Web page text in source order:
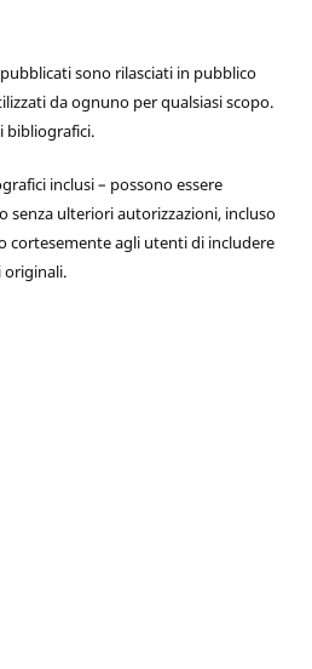
sono rilasciati in pubblico
da ognuno per qualsiasi scopo.
bibliografici.
inclusi – possono essere
senza ulteriori autorizzazioni, incluso
cortesemente agli utenti di includere
originali.